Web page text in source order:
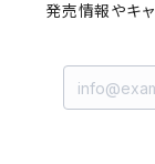
発売情報やキ